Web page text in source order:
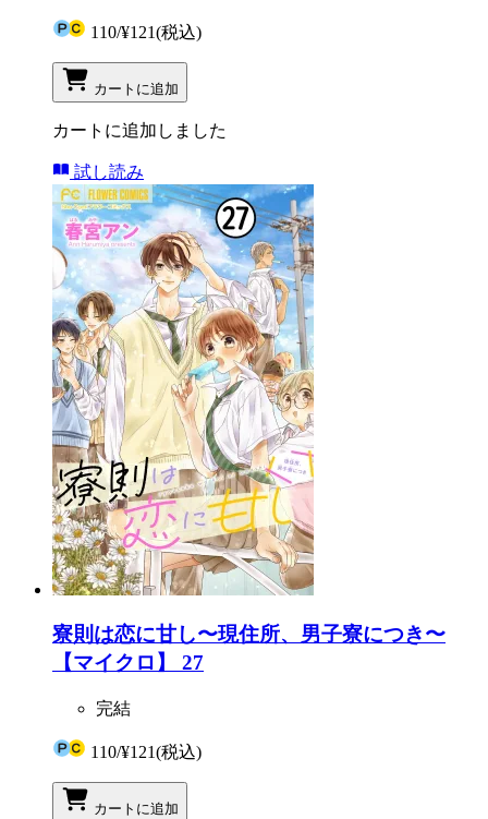
110/¥121(税込)
カートに追加
カートに追加しました
試し読み
寮則は恋に甘し〜現住所、男子寮につき〜
【マイクロ】 27
完結
110/¥121(税込)
カートに追加